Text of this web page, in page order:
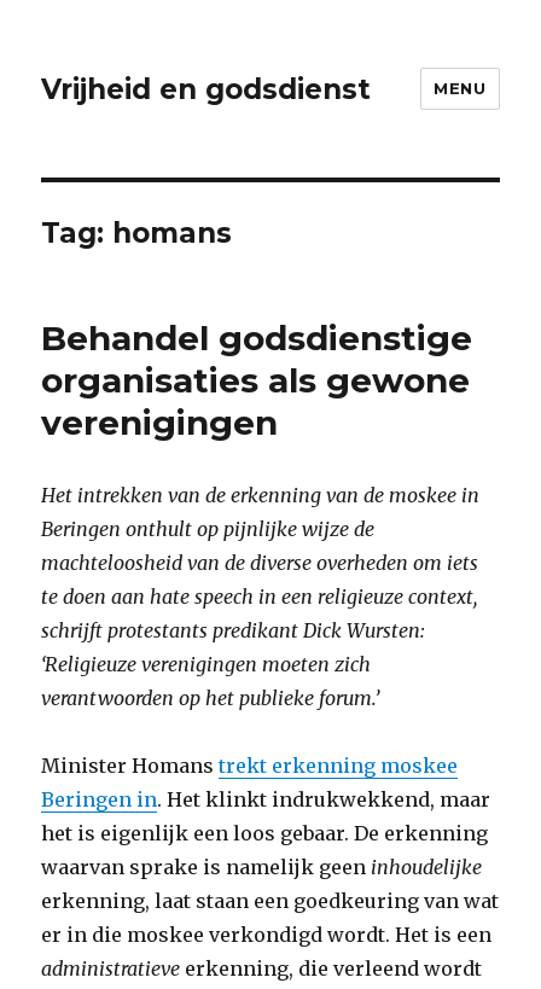
Vrijheid en godsdienst MENU
Tag: homans
Behandel godsdienstige
organisaties als gewone
verenigingen
Het intrekken van de erkenning van de moskee in
Beringen onthult op pijnlijke wijze de
machteloosheid van de diverse overheden om iets
te doen aan hate speech in een religieuze context,
schrijft protestants predikant Dick Wursten:
‘Religieuze verenigingen moeten zich
verantwoorden op het publieke forum.’
Minister Homanstrekt erkenning moskee
Beringen in. Het klinkt indrukwekkend, maar
het is eigenlijk een loos gebaar. De erkenning
waarvan sprake is namelijk geen inhoudelijke
erkenning, laat staan een goedkeuring van wat
er in die moskee verkondigd wordt. Het is een
administratieve erkenning, die verleend wordt